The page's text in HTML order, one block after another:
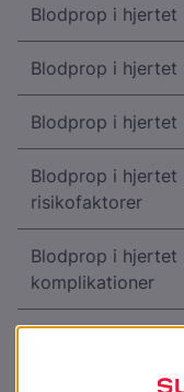
Blodprop i hjertet
Blodprop i hjertet
Blodprop i hjertet
Blodprop i hjertet
risikofaktorer
Blodprop i hjertet
komplikationer